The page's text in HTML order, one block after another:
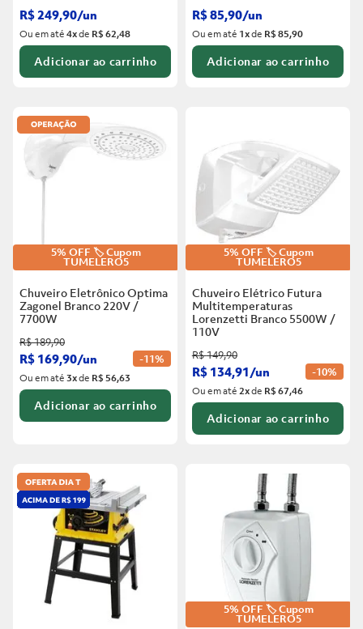
R$249,90/un
Ou em até4xde R$ 62,48
Adicionar ao carrinho
R$85,90/un
Ou em até 1xde R$ 85,90
Adicionar ao carrinho
5% OFF 🏷️ Cupom
TUMELERO5
Chuveiro Eletrônico Optima
Zagonel Branco 220V /
7700W
R$189,90
R$ 169,90/un -11%
Ou em até3xde R$ 56,63
Adicionar ao carrinho
5% OFF 🏷️ Cupom
TUMELERO5
Chuveiro Elétrico Futura
Multitemperaturas
Lorenzetti Branco 5500W /
110V
R$149,90
R$ 134,91/un -10%
Ou em até2xde R$ 67,46
Adicionar ao carrinho
5% OFF 🏷️ Cupom
TUMELERO5